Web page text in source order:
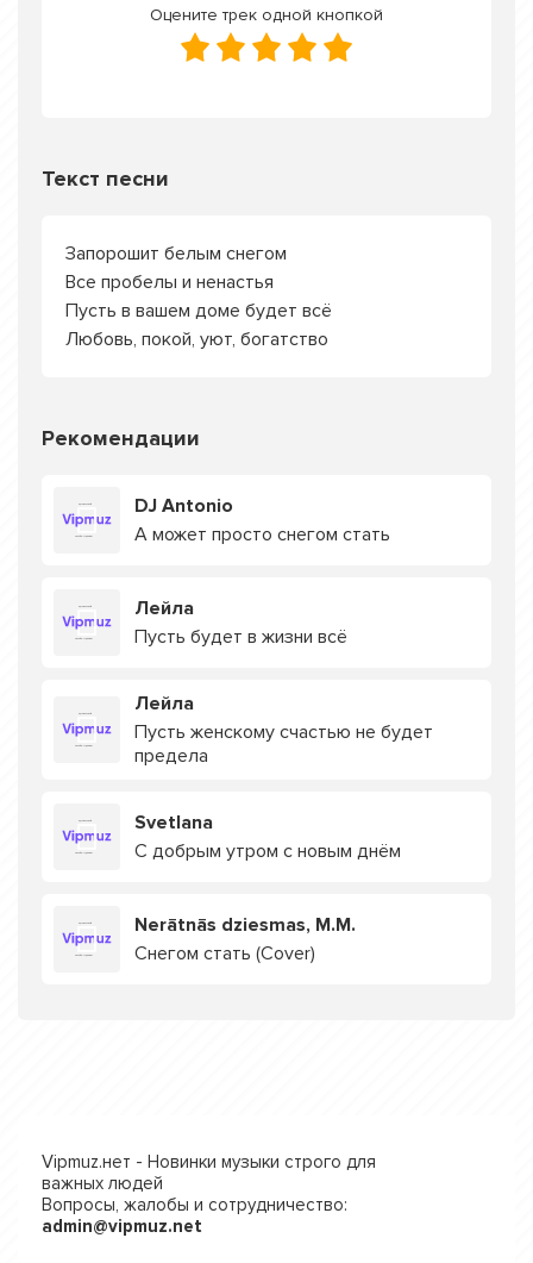
Оцените трек одной кнопкой
Текст песни
Запорошит белым снегом
Все пробелы и ненастья
Пусть в вашем доме будет всё
Любовь, покой, уют, богатство
Рекомендации
DJ Antonio
А может просто снегом стать
Лейла
Пусть будет в жизни всё
Лейла
Пусть женскому счастью не будет
предела
Svetlana
С добрым утром с новым днём
Nerātnās dziesmas, M.M.
Снегом стать (Cover)
Vipmuz.нет - Новинки музыки строго для
важных людей
Вопросы, жалобы и сотрудничество:
admin@vipmuz.net